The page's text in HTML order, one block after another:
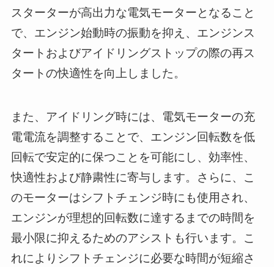
スターターが高出力な電気モーターとなること
で、エンジン始動時の振動を抑え、エンジンス
タートおよびアイドリングストップの際の再ス
タートの快適性を向上しました。
また、アイドリング時には、電気モーターの充
電電流を調整することで、エンジン回転数を低
回転で安定的に保つことを可能にし、効率性、
快適性および静粛性に寄与します。さらに、こ
のモーターはシフトチェンジ時にも使用され、
エンジンが理想的回転数に達するまでの時間を
最小限に抑えるためのアシストも行います。こ
れによりシフトチェンジに必要な時間が短縮さ